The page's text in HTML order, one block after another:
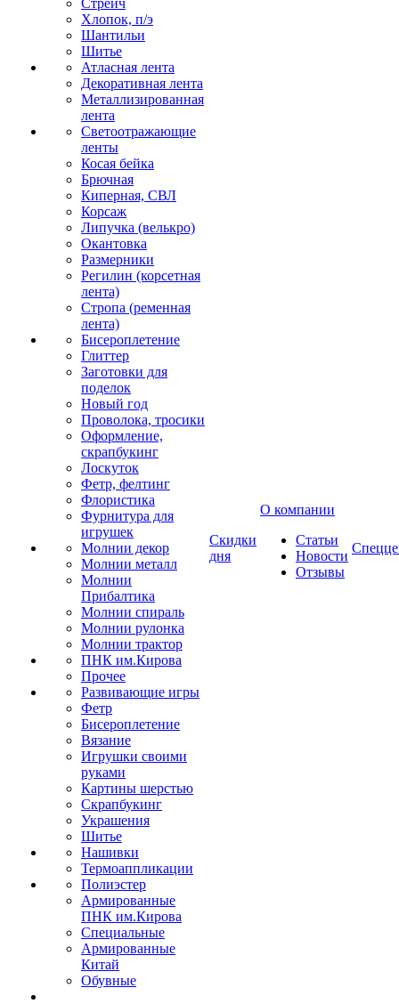
Стрейч
Хлопок, п/э
Шантильи
Шитье
Атласная лента
Декоративная лента
Металлизированная
лента
Светоотражающие
ленты
Косая бейка
Брючная
Киперная, СВЛ
Корсаж
Липучка (велькро)
Окантовка
Размерники
Регилин (корсетная
лента)
Стропа (ременная
лента)
Бисероплетение
Глиттер
Заготовки для
поделок
Новый год
Проволока, тросики
Оформление,
скрапбукинг
Лоскуток
Фетр, фелтинг
Флористика
Фурнитура для
игрушек
Молнии декор
Молнии металл
Молнии
Прибалтика
Молнии спираль
Молнии рулонка
Молнии трактор
ПНК им.Кирова
Прочее
Развивающие игры
Фетр
Бисероплетение
Вязание
Игрушки своими
руками
Картины шерстью
Скрапбукинг
Украшения
Шитье
Нашивки
Термоаппликации
Полиэстер
Армированные
ПНК им.Кирова
Специальные
Армированные
Китай
Обувные
Скидки
дня
О компании
Статьи
Новости
Отзывы